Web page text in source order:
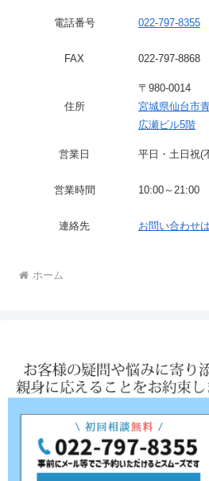
電話番号 022-797-8355
FAX 022-797-8868
住所
〒980-0014
宮城県仙台市
広瀬ビル5階
営業日 平日・土日祝(
営業時間 10:00～21:00
連絡先 お問い合わせ
ホーム